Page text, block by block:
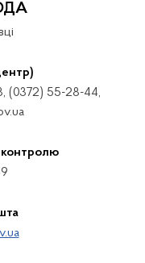
(0372) 55-28-44,
контролю